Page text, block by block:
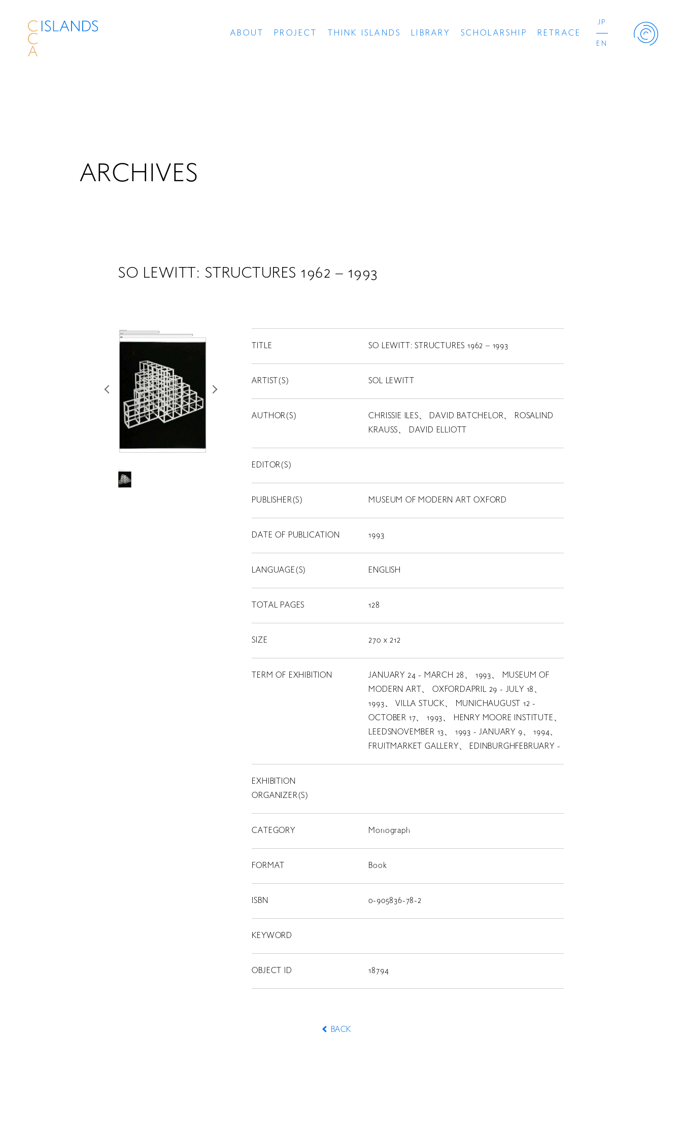
ABOUT PROJECT THINK ISLANDS LIBRARY SCHOLARSHIP RETRACE
JP
EN
THINK ISLANDS
LIBRARY
SCHOLARSHIP
コンサート
スカラシップ受賞者
JP
EN
ARCHIVES
SO LEWITT: STRUCTURES 1962 – 1993
TITLE SO LEWITT: STRUCTURES 1962 – 1993
ARTIST(S) SOL LEWITT
AUTHOR(S)
CHRISSIE ILES、 DAVID BATCHELOR、 ROSALIND
KRAUSS、 DAVID ELLIOTT
EDITOR(S)
PUBLISHER(S) MUSEUM OF MODERN ART OXFORD
DATE OF PUBLICATION 1993
LANGUAGE(S) ENGLISH
TOTAL PAGES 128
SIZE 270 x 212
TERM OF EXHIBITION
JANUARY 24 - MARCH 28、 1993、 MUSEUM OF
MODERN ART、 OXFORDAPRIL 29 - JULY 18、
1993、 VILLA STUCK、 MUNICHAUGUST 12 -
OCTOBER 17、 1993、 HENRY MOORE INSTITUTE、
LEEDSNOVEMBER 13、 1993 - JANUARY 9、 1994、
FRUITMARKET GALLERY、 EDINBURGHFEBRUARY -
EXHIBITION
ORGANIZER(S)
CATEGORY Monograph
FORMAT Book
ISBN 0-905836-78-2
KEYWORD
OBJECT ID 18794
BACK